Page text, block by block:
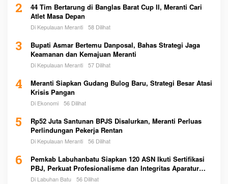
2
44 Tim Bertarung di Banglas Barat Cup II, Meranti Cari
Atlet Masa Depan
Di Kepulauan Meranti 58 Dilihat
3
Bupati Asmar Bertemu Danposal, Bahas Strategi Jaga
Keamanan dan Kemajuan Meranti
Di Kepulauan Meranti 57 Dilihat
4
Meranti Siapkan Gudang Bulog Baru, Strategi Besar Atasi
Krisis Pangan
Di Ekonomi 56 Dilihat
5
Rp52 Juta Santunan BPJS Disalurkan, Meranti Perluas
Perlindungan Pekerja Rentan
Di Kepulauan Meranti 56 Dilihat
6
Pemkab Labuhanbatu Siapkan 120 ASN Ikuti Sertifikasi
PBJ, Perkuat Profesionalisme dan Integritas Aparatur
Pemerintah
Di Labuhan Batu 56 Dilihat